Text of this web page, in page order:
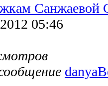
Санжаевой
05:46